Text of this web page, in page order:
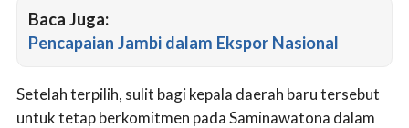
Baca Juga:
Pencapaian Jambi dalam Ekspor Nasional
Setelah terpilih, sulit bagi kepala daerah baru tersebut
untuk tetap berkomitmen pada Saminawatona dalam